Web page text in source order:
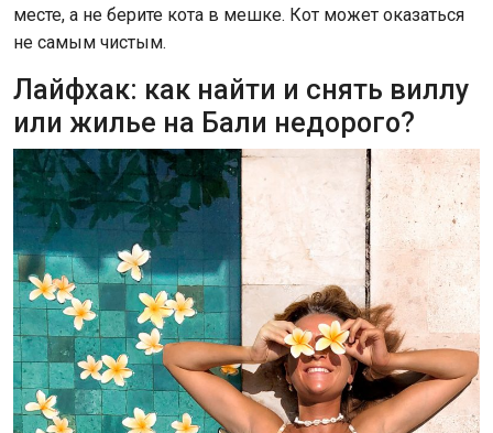
месте, а не берите кота в мешке. Кот может оказаться
не самым чистым.
Лайфхак: как найти и снять виллу
или жилье на Бали недорого?